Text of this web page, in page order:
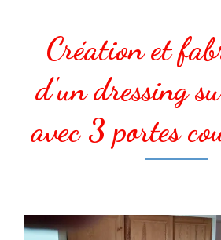
Création et
d'un dressing
avec 3 portes